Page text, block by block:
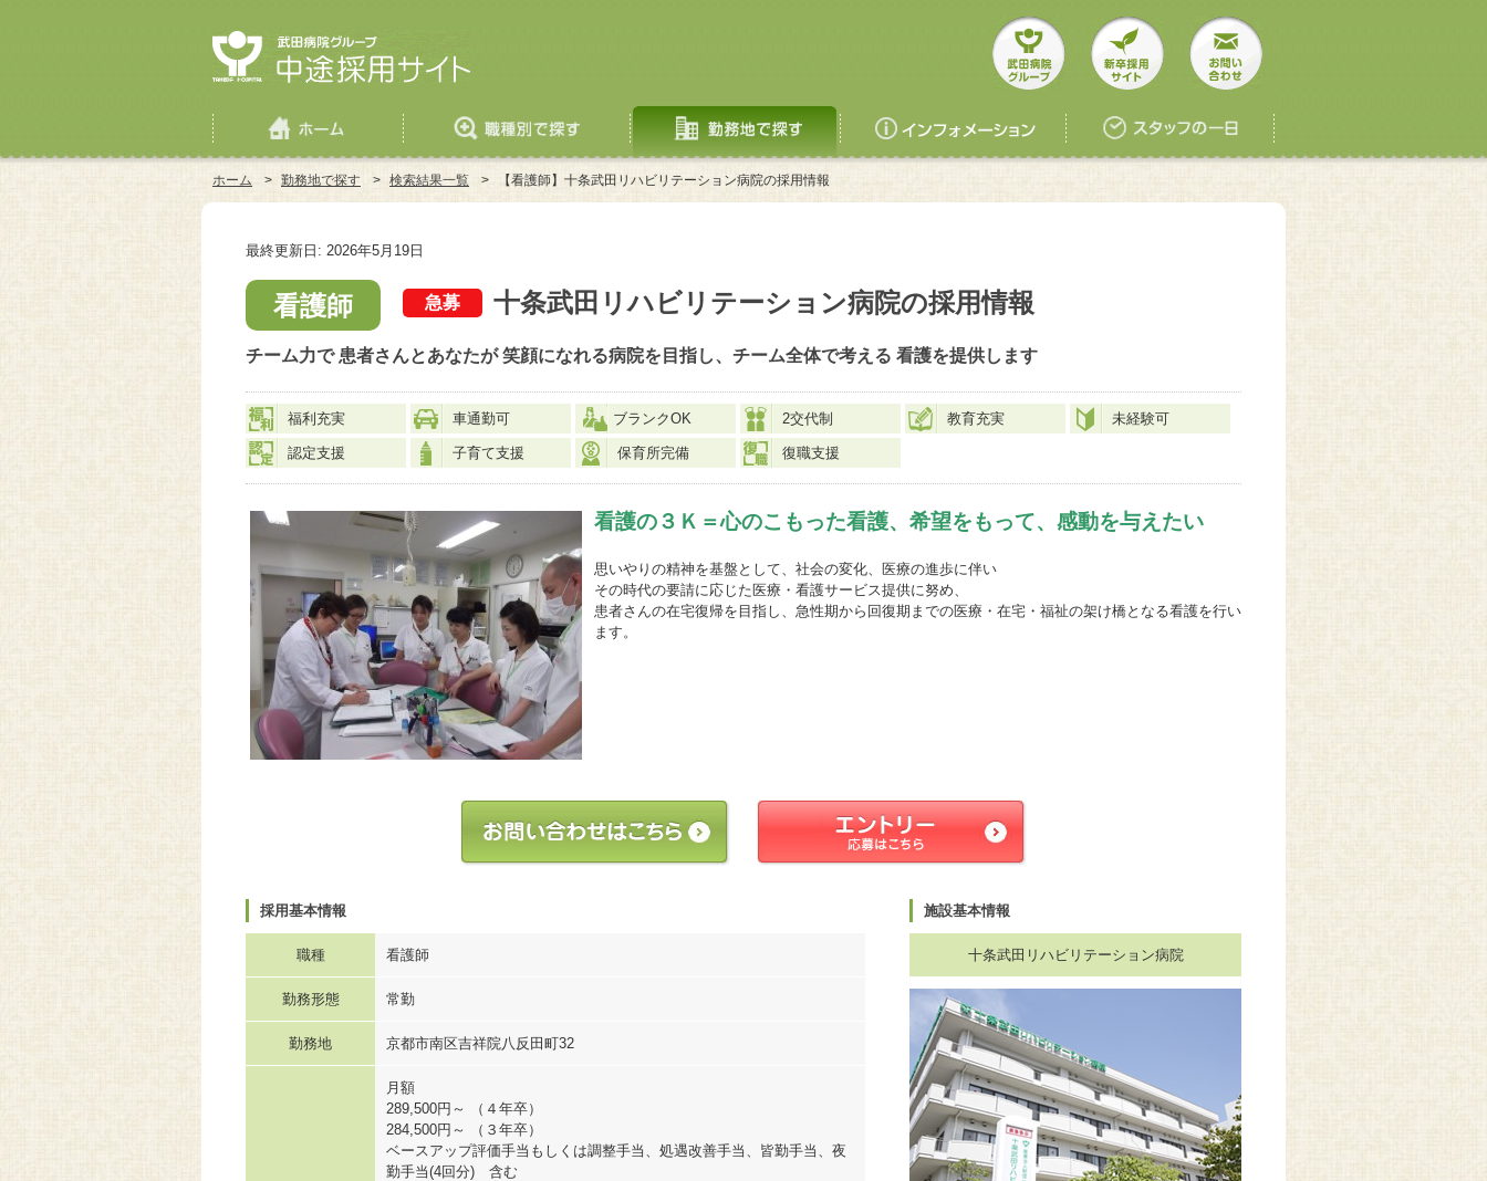
ホーム > 勤務地で探す > 検索結果一覧 > 【看護師】十条武田リハビリテーション病院の採用情報
最終更新日: 2026年5月19日
看護師 急募 十条武田リハビリテーション病院の採用情報
チーム力で 患者さんとあなたが 笑顔になれる病院を目指し、チーム全体で考える 看護を提供します
福利充実 車通勤可 ブランクOK 2交代制 教育充実 未経験可
認定支援 子育て支援 保育所完備 復職支援
看護の３Ｋ＝心のこもった看護、希望をもって、感動を与えたい
思いやりの精神を基盤として、社会の変化、医療の進歩に伴い
その時代の要請に応じた医療・看護サービス提供に努め、
患者さんの在宅復帰を目指し、急性期から回復期までの医療・在宅・福祉の架け橋となる看護を行い
ます。
採用基本情報
職種 看護師
勤務形態 常勤
勤務地 京都市南区吉祥院八反田町32
月額
289,500円～ （４年卒）
284,500円～ （３年卒）
ベースアップ評価手当もしくは調整手当、処遇改善手当、皆勤手当、夜
勤手当(4回分) 含む
施設基本情報
十条武田リハビリテーション病院